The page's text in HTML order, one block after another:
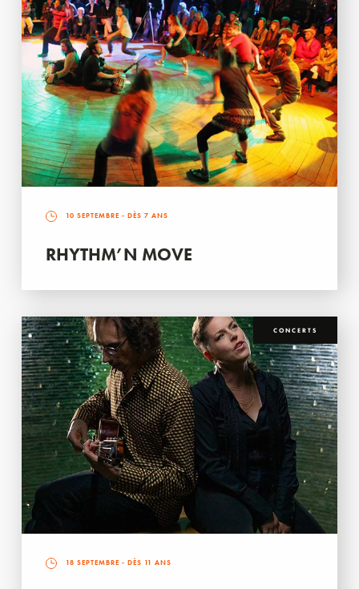
10 SEPTEMBRE - DÈS 7 ANS
RHYTHM’N MOVE
CONCERTS
18 SEPTEMBRE - DÈS 11 ANS